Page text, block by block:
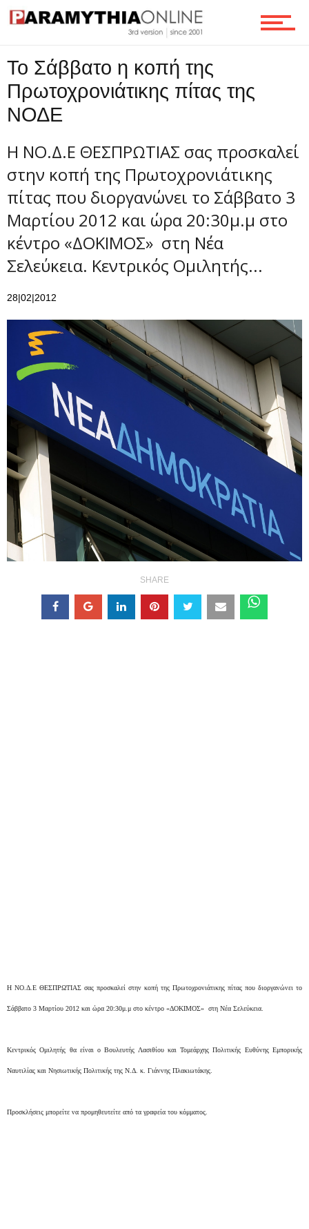
Ροή
Επικοινωνία
Το Σάββατο η κοπή της
Πρωτοχρονιάτικης πίτας της
ΝΟΔΕ
Η ΝΟ.Δ.Ε ΘΕΣΠΡΩΤΙΑΣ σας προσκαλεί
στην κοπή της Πρωτοχρονιάτικης
πίτας που διοργανώνει το Σάββατο 3
Μαρτίου 2012 και ώρα 20:30μ.μ στο
κέντρο «ΔΟΚΙΜΟΣ» στη Νέα
Σελεύκεια. Κεντρικός Ομιλητής...
28|02|2012
SHARE
Η ΝΟ.Δ.Ε ΘΕΣΠΡΩΤΙΑΣ σας προσκαλεί στην κοπή της Πρωτοχρονιάτικης πίτας που διοργανώνει το
Σάββατο 3 Μαρτίου 2012 και ώρα 20:30μ.μ στο κέντρο «ΔΟΚΙΜΟΣ» στη Νέα Σελεύκεια.
Κεντρικός Ομιλητής θα είναι ο Βουλευτής Λασιθίου και Τομεάρχης Πολιτικής Ευθύνης Εμπορικής
Ναυτιλίας και Νησιωτικής Πολιτικής της Ν.Δ. κ. Γιάννης Πλακιωτάκης.
Προσκλήσεις μπορείτε να προμηθευτείτε από τα γραφεία του κόμματος.